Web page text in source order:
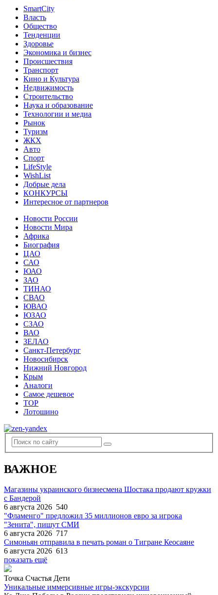
SmartCity
Власть
Общество
Тенденции
Здоровье
Экономика и бизнес
Происшествия
Транспорт
Кино и Культура
Недвижимость
Строительство
Наука и образование
Технологии и медиа
Рынок
Туризм
ЖКХ
Авто
Спорт
LifeStyle
WishList
Добрые дела
КОНКУРСЫ
Интересное от партнеров
Новости России
Новости Мира
Африка
Биография
ЦАО
САО
ЮАО
ЗАО
ТИНАО
СВАО
ЮВАО
ЮЗАО
СЗАО
ВАО
ЗЕЛАО
Санкт-Петербург
Новосибирск
Нижний Новгород
Крым
Аналоги
Самое дешевое
TOP
Лотошино
ВАЖНОЕ
Магазины украинского бизнесмена Шостака продают кружки
с Бандерой
6 августа 2026 540
"Фламенго" предложил 35 миллионов евро за игрока
"Зенита", пишут СМИ
6 августа 2026 717
Симоньян отправила в печать роман о Тигране Кеосаяне
6 августа 2026 613
показать ещё
Точка Счастья Дети
Уникальные иммерсивные игры-экскурсии